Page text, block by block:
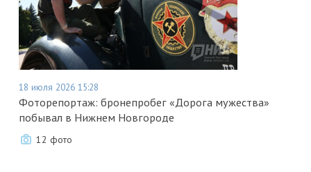
18 июля 2026 15:28
Фоторепортаж: бронепробег «Дорога мужества»
побывал в Нижнем Новгороде
12 фото